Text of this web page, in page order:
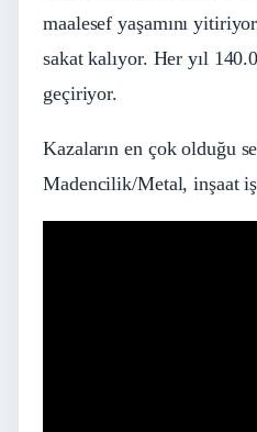
maalesef yaşamını
sakat kalıyor. Her yıl
geçiriyor.
Kazaların en çok olduğu
Madencilik/Metal, inşaat